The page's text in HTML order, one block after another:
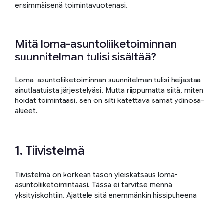
ensimmäisenä toimintavuotenasi.
Mitä loma-asuntoliiketoiminnan
suunnitelman tulisi sisältää?
Loma-asuntoliiketoiminnan suunnitelman tulisi heijastaa
ainutlaatuista järjestelyäsi. Mutta riippumatta siitä, miten
hoidat toimintaasi, sen on silti katettava samat ydinosa-
alueet.
1. Tiivistelmä
Tiivistelmä on korkean tason yleiskatsaus loma-
asuntoliiketoimintaasi. Tässä ei tarvitse mennä
yksityiskohtiin. Ajattele sitä enemmänkin hissipuheena